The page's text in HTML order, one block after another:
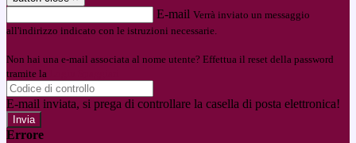
E-mail Verrà inviato un messaggio
all'indirizzo indicato con le istruzioni necessarie.
Non hai una e-mail associata al nome utente? Effettua il reset della password
tramite la
E-mail inviata, si prega di controllare la casella di posta elettronica!
Errore